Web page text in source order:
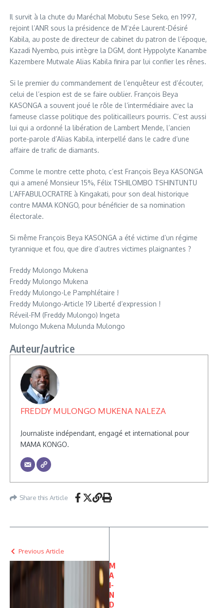
Il survit à la chute du Maréchal Mobutu Sese Seko, en 1997,
rejoint l’ANR sous la présidence de M’zée Laurent-Désiré
Kabila, au poste de directeur de cabinet du patron de l’époque,
Kazadi Nyembo, puis intègre la DGM, dont Hyppolyte Kanambe
Kazembere Mutwale Alias Kabila finira par lui confier les rênes.
Si le premier du commandement de l’enquêteur est d’écouter,
celui de l’espion est de se faire oublier. François Beya
KASONGA a souvent joué le rôle de l’intermédiaire avec la
fameuse classe politique des politicailleurs pourris. C’est aussi
lui qui a ordonné la libération de Lambert Mende, l’ancien
porte-parole d’Alias Kabila, interpellé dans le cadre d’une
affaire de trafic de diamants.
Comme le montre cette photo, c’est François Beya KASONGA
qui a amené Monsieur 15%, Félix TSHILOMBO TSHINTUNTU
L’AFFABULOCRATRE à Kingakati, pour son deal historique
contre MAMA KONGO, pour bénéficier de sa nomination
électorale.
Si même François Beya KASONGA a été victime d’un régime
tyrannique et fou, que dire d’autres victimes plaignantes ?
Freddy Mulongo Mukena
Freddy Mulongo Mukena
Freddy Mulongo-Le Pamphlétaire !
Freddy Mulongo-Article 19 Liberté d’expression !
Réveil-FM (Freddy Mulongo) Ingeta
Mulongo Mukena Mulunda Mulongo
Auteur/autrice
FREDDY MULONGO MUKENA NALEZA
Journaliste indépendant, engagé et international pour
MAMA KONGO.
Share this Article
Previous Article
M
A
I-
N
D